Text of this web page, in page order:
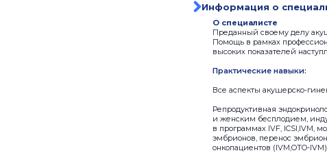
Информация о
О специалисте
Преданный своему делу
Помощь в рамках
высоких показателей
Практические навыки:
Все аспекты акушерско-
Репродуктивная
и женским бесплодием,
в программах IVF, ICSI,IVM,
эмбрионов, перенос
онкопациентов (IVM,OTO-